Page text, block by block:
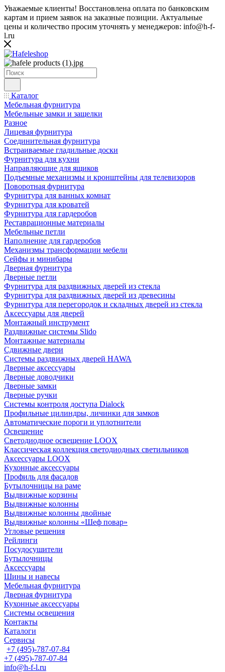
Уважаемые клиенты! Восстановлена оплата по банковским
картам и прием заявок на заказные позиции. Актуальные
цены и количество просим уточнять у менеджеров: info@h-f-
l.ru
Каталог
Мебельная фурнитура
Мебельные замки и защелки
Разное
Лицевая фурнитура
Соединительная фурнитура
Встраиваемые гладильные доски
Фурнитура для кухни
Направляющие для ящиков
Подъемные механизмы и кронштейны для телевизоров
Поворотная фурнитура
Фурнитура для ванных комнат
Фурнитура для кроватей
Фурнитура для гардеробов
Реставрационные материалы
Мебельные петли
Наполнение для гардеробов
Механизмы трансформации мебели
Сейфы и минибары
Дверная фурнитура
Дверные петли
Фурнитура для раздвижных дверей из стекла
Фурнитура для раздвижных дверей из древесины
Фурнитура для перегородок и складных дверей из стекла
Аксессуары для дверей
Монтажный инструмент
Раздвижные системы Slido
Монтажные материалы
Сдвижные двери
Системы раздвижных дверей HAWA
Дверные аксессуары
Дверные доводчики
Дверные замки
Дверные ручки
Системы контроля доступа Dialock
Профильные цилиндры, личинки для замков
Автоматические пороги и уплотнители
Освещение
Светодиодное освещение LOOX
Классическая коллекция светодиодных светильников
Аксессуары LOOX
Кухонные аксессуары
Профиль для фасадов
Бутылочницы на раме
Выдвижные корзины
Выдвижные колонны
Выдвижные колонны двойные
Bыдвижные колонны «Шеф повар»
Угловые решения
Рейлинги
Посудосушители
Бутылочницы
Аксессуары
Шины и навесы
Мебельная фурнитура
Дверная фурнитура
Кухонные аксессуары
Системы освещения
Контакты
Каталоги
Сервисы
+7 (495)-787-07-84
+7 (495)-787-07-84
info@h-f-l.ru